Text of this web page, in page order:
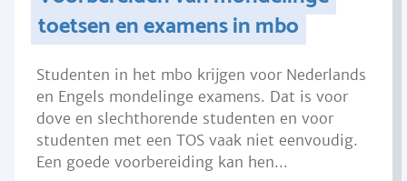
toetsen en examens in mbo
Studenten in het mbo krijgen voor Nederlands
en Engels mondelinge examens. Dat is voor
dove en slechthorende studenten en voor
studenten met een TOS vaak niet eenvoudig.
Een goede voorbereiding kan hen...